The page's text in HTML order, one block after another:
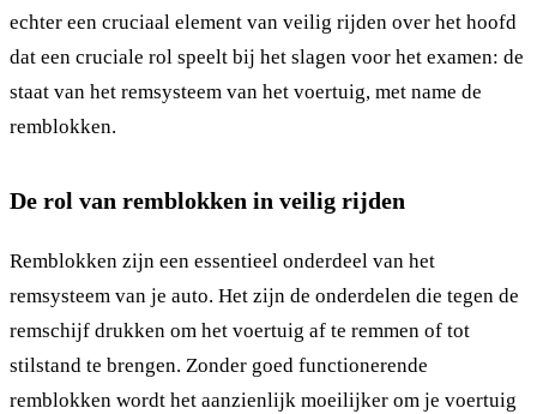
echter een cruciaal element van veilig rijden over het hoofd
dat een cruciale rol speelt bij het slagen voor het examen: de
staat van het remsysteem van het voertuig, met name de
remblokken.
De rol van remblokken in veilig rijden
Remblokken zijn een essentieel onderdeel van het
remsysteem van je auto. Het zijn de onderdelen die tegen de
remschijf drukken om het voertuig af te remmen of tot
stilstand te brengen. Zonder goed functionerende
remblokken wordt het aanzienlijk moeilijker om je voertuig